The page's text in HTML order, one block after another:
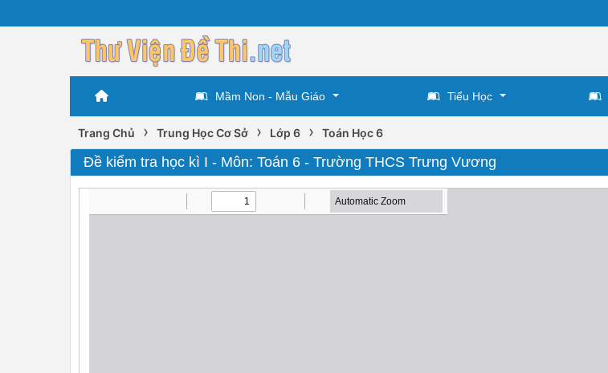
Mầm Non - Mẫu Giáo Tiểu Học
Trang Chủ › Trung Học Cơ Sở › Lớp 6 › Toán Học 6
Đề kiểm tra học kì I - Môn: Toán 6 - Trường THCS Trưng Vương